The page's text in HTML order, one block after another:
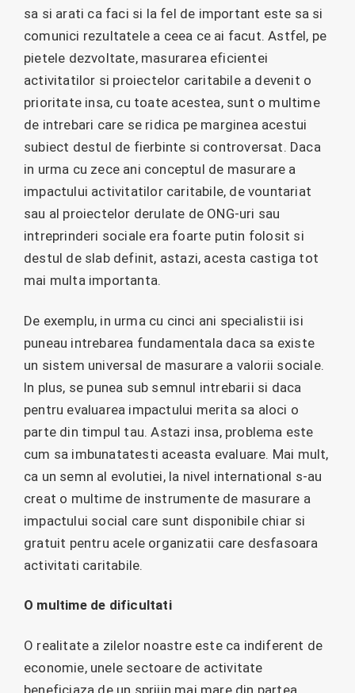
sa si arati ca faci si la fel de important este sa si
comunici rezultatele a ceea ce ai facut. Astfel, pe
pietele dezvoltate, masurarea eficientei
activitatilor si proiectelor caritabile a devenit o
prioritate insa, cu toate acestea, sunt o multime
de intrebari care se ridica pe marginea acestui
subiect destul de fierbinte si controversat. Daca
in urma cu zece ani conceptul de masurare a
impactului activitatilor caritabile, de vountariat
sau al proiectelor derulate de ONG-uri sau
intreprinderi sociale era foarte putin folosit si
destul de slab definit, astazi, acesta castiga tot
mai multa importanta.
De exemplu, in urma cu cinci ani specialistii isi
puneau intrebarea fundamentala daca sa existe
un sistem universal de masurare a valorii sociale.
In plus, se punea sub semnul intrebarii si daca
pentru evaluarea impactului merita sa aloci o
parte din timpul tau. Astazi insa, problema este
cum sa imbunatatesti aceasta evaluare. Mai mult,
ca un semn al evolutiei, la nivel international s-au
creat o multime de instrumente de masurare a
impactului social care sunt disponibile chiar si
gratuit pentru acele organizatii care desfasoara
activitati caritabile.
O multime de dificultati
O realitate a zilelor noastre este ca indiferent de
economie, unele sectoare de activitate
beneficiaza de un sprijin mai mare din partea